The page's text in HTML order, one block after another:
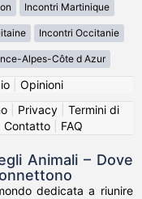
Incontri Martinique
Incontri Occitanie
Alpes-Côte d Azur
| Opinioni
| Privacy| Termini di
Contatto| FAQ
Animali – Dove
dedicata a riunire